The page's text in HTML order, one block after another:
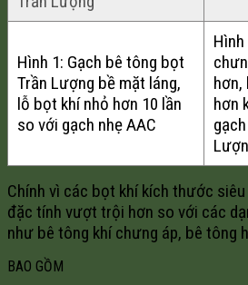
Hình 1: Gạch bê tông bọt
Trần Lượng bề mặt láng,
lỗ bọt khí nhỏ hơn 10 lần
so với gạch nhẹ AAC
hơn,
hơn
Chính vì các bọt khí kích thước
đặc tính vượt trội hơn so với các
như bê tông khí chưng áp, bê tông
BAO GỒM